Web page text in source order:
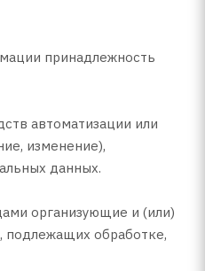
принадлежность
автоматизации или
изменение),
данных.
организующие и (или)
подлежащих обработке,